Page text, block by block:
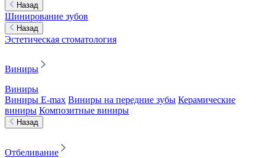
Назад
Шинирование зубов
Назад
Эстетическая стоматология
Виниры
Виниры
Виниры E-max Виниры на передние зубы Керамические
виниры Композитные виниры
Назад
Отбеливание